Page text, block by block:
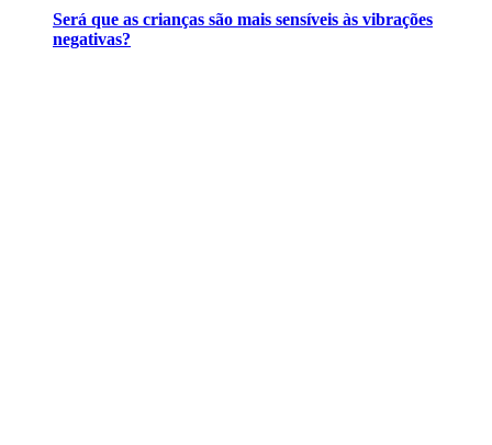
Será que as crianças são mais sensíveis às vibrações
negativas?